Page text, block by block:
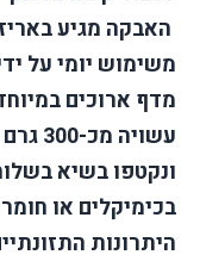
האבקה מגיע
משימוש יומי על
מדף ארוכים
ונקטפו בשיא
בכימיקלים או
היתרונות